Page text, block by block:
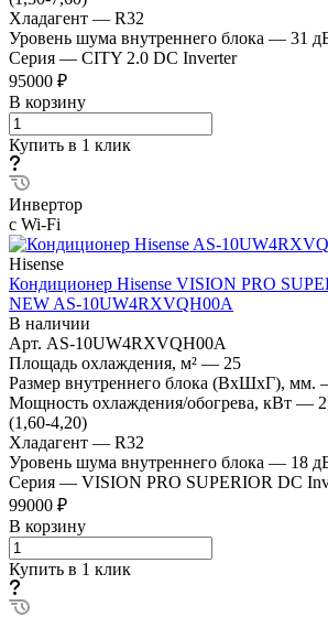
Хладагент — R32
Уровень шума внутреннего блока — 31
Серия — CITY 2.0 DC Inverter
95000 ₽
В корзину
Купить в 1 клик
Инвертор
с Wi-Fi
Hisense
Кондиционер Hisense VISION PRO
NEW AS-10UW4RXVQH00A
В наличии
Арт. AS-10UW4RXVQH00A
Площадь охлаждения, м² — 25
Размер внутреннего блока (ВхШхГ), мм.
Мощность охлаждения/обогрева, кВт —
(1,60-4,20)
Хладагент — R32
Уровень шума внутреннего блока — 18
Серия — VISION PRO SUPERIOR DC
99000 ₽
В корзину
Купить в 1 клик